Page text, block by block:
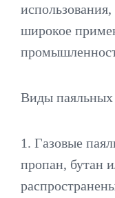
широкое
Виды
1. Газовые
пропан, бутан